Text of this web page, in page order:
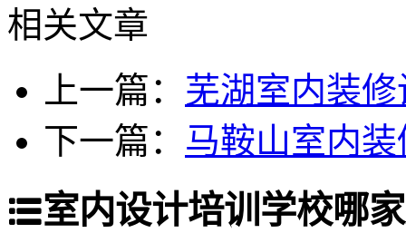
相关文章
上一篇： 芜湖室内装
下一篇： 马鞍山室内
室内设计培训学校哪